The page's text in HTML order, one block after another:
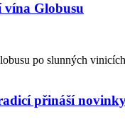
vína Globusu
po slunných
přináší